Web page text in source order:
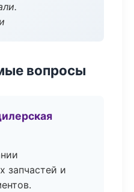
вопросы
запчастей и